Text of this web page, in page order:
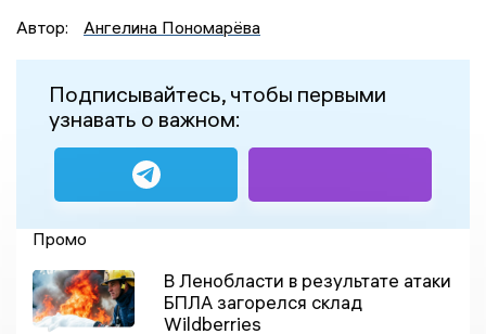
Автор:
Ангелина Пономарёва
Подписывайтесь, чтобы первыми
узнавать о важном:
Промо
В Ленобласти в результате атаки
БПЛА загорелся склад
Wildberries